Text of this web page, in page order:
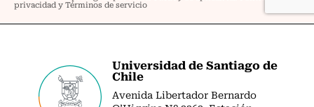
Universidad de Santiago de
Chile
Avenida Libertador Bernardo